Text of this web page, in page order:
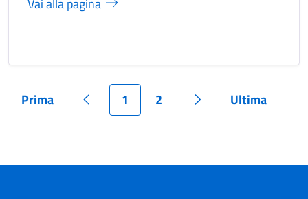
Vai alla pagina
Pagina
Prima Pagina precedente
Pagina
1 Pagina
2 Pagina successiva
Pagina
Ultima